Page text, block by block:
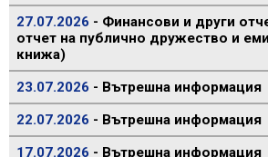
27.07.2026 - Финансови и други
отчет на публично дружество и
книжа)
23.07.2026 - Вътрешна информация
22.07.2026 - Вътрешна информация
17.07.2026 - Вътрешна информация